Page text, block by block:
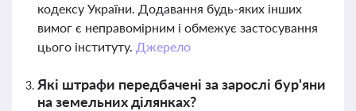
кодексу України. Додавання будь-яких інших
вимог є неправомірним і обмежує застосування
цього інституту. Джерело
Які штрафи передбачені за зарослі бур'яни
на земельних ділянках?